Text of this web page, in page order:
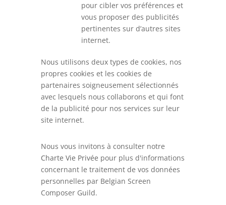
pour cibler vos préférences et
vous proposer des publicités
pertinentes sur d’autres sites
internet.
Nous utilisons deux types de cookies, nos
propres cookies et les cookies de
partenaires soigneusement sélectionnés
avec lesquels nous collaborons et qui font
de la publicité pour nos services sur leur
site internet.
Nous vous invitons à consulter notre
Charte Vie Privée pour plus d'informations
concernant le traitement de vos données
personnelles par Belgian Screen
Composer Guild.